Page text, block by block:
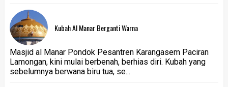
Kubah Al Manar Berganti Warna
Masjid al Manar Pondok Pesantren Karangasem Paciran
Lamongan, kini mulai berbenah, berhias diri. Kubah yang
sebelumnya berwana biru tua, se...